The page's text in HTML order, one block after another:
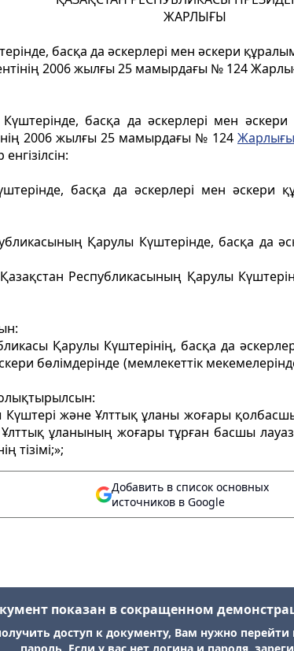
ЖАРЛЫҒЫ
басқа да әскерлері мен әскери
2006 жылғы 25 мамырдағы № 124
басқа да әскерлері мен
2006 жылғы 25 мамырдағы № 124
басқа да әскерлері мен әскери
Қарулы Күштерінде, басқа да
Республикасының Қарулы
Қарулы Күштерінің, басқа да
бөлімдерінде (мемлекеттік
және Ұлттық ұланы жоғары
ұланының жоғары тұрған басшы
тізімі;»;
Добавить в список основных
источников в Google
показан в сокращенном
доступ к документу, Вам нужно